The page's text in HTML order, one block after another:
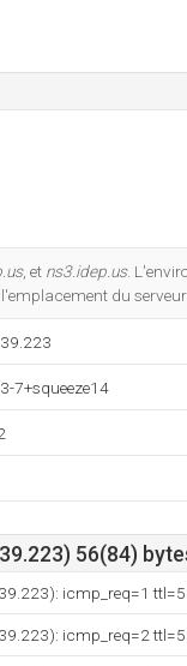
, et ns3.idep.us.
du
7+squeeze14
56(84)
icmp_req=1
icmp_req=2